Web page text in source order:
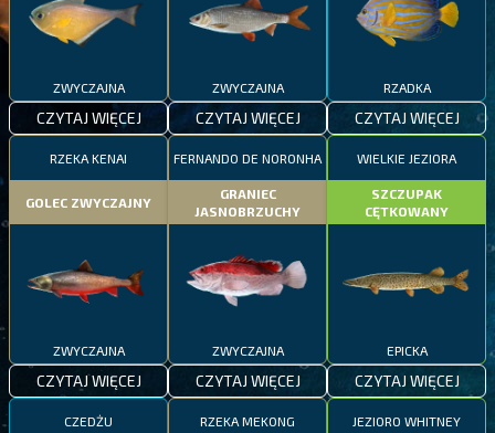
ZWYCZAJNA
CZYTAJ WIĘCEJ
ZWYCZAJNA
CZYTAJ WIĘCEJ
RZADKA
CZYTAJ WIĘCEJ
RZEKA KENAI
GOLEC ZWYCZAJNY
ZWYCZAJNA
CZYTAJ WIĘCEJ
FERNANDO DE NORONHA
GRANIEC
JASNOBRZUCHY
ZWYCZAJNA
CZYTAJ WIĘCEJ
WIELKIE JEZIORA
SZCZUPAK
CĘTKOWANY
EPICKA
CZYTAJ WIĘCEJ
CZEDŻU RZEKA MEKONG JEZIORO WHITNEY